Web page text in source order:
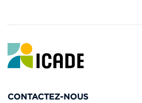
CONTACTEZ-NOUS